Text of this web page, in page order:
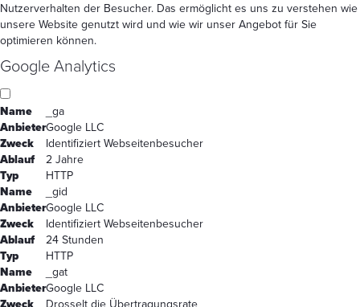
Nutzerverhalten der Besucher. Das ermöglicht es uns zu verstehen wie
unsere Website genutzt wird und wie wir unser Angebot für Sie
optimieren können.
Google Analytics
Name
_ga
AnbieterGoogle LLC
Zweck
Identifiziert Webseitenbesucher
Ablauf
2 Jahre
Typ
HTTP
Name
_gid
AnbieterGoogle LLC
Zweck
Identifiziert Webseitenbesucher
Ablauf
24 Stunden
Typ
HTTP
Name
_gat
AnbieterGoogle LLC
Zweck
Drosselt die Übertragungsrate